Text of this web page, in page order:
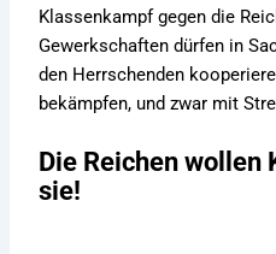
Klassenkampf gegen die
Gewerkschaften dürfen in
den Herrschenden
bekämpfen, und zwar mit
Die Reichen wollen
sie!